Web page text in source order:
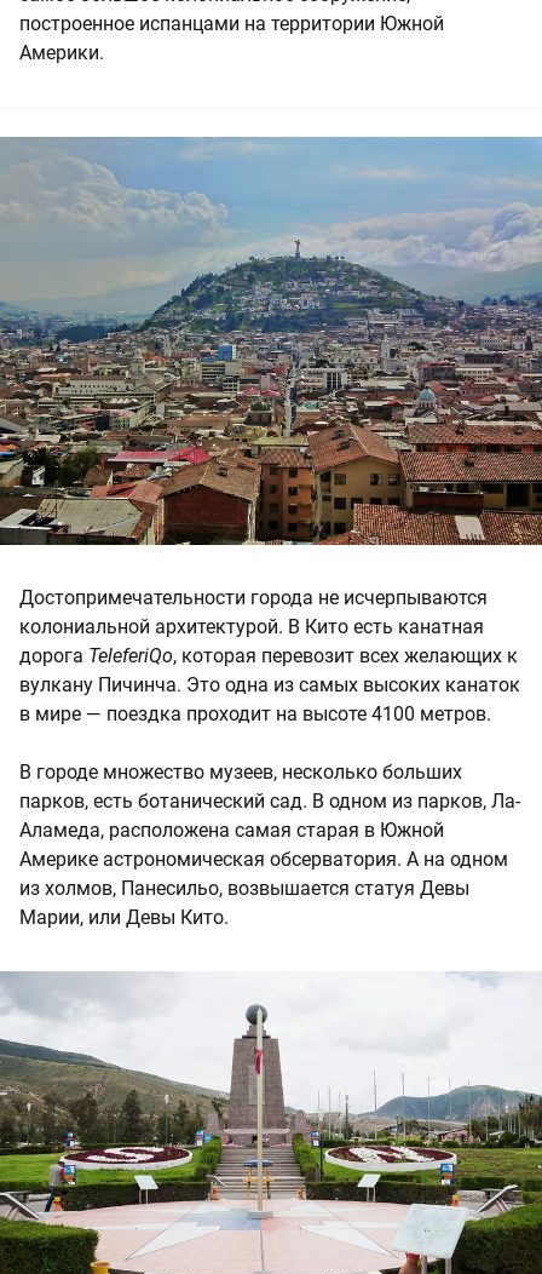
построенное испанцами на территории Южной
Америки.
Достопримечательности города не исчерпываются
колониальной архитектурой. В Кито есть канатная
дорога TeleferiQo, которая перевозит всех желающих к
вулкану Пичинча. Это одна из самых высоких канаток
в мире — поездка проходит на высоте 4100 метров.
В городе множество музеев, несколько больших
парков, есть ботанический сад. В одном из парков, Ла-
Аламеда, расположена самая старая в Южной
Америке астрономическая обсерватория. А на одном
из холмов, Панесильо, возвышается статуя Девы
Марии, или Девы Кито.